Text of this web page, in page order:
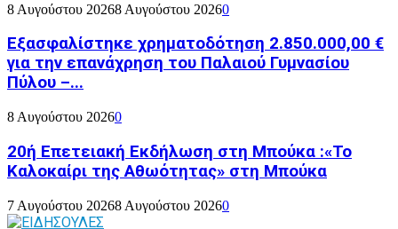
8 Αυγούστου 20268 Αυγούστου 20260
Εξασφαλίστηκε χρηματοδότηση 2.850.000,00 €
για την επανάχρηση του Παλαιού Γυμνασίου
Πύλου –...
8 Αυγούστου 20260
20ή Επετειακή Εκδήλωση στη Μπούκα :«Το
Καλοκαίρι της Αθωότητας» στη Μπούκα
7 Αυγούστου 20268 Αυγούστου 20260